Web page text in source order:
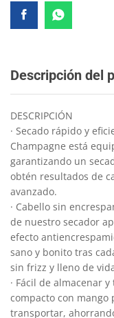
Descripción del
DESCRIPCIÓN
· Secado rápido y
Champagne está
garantizando un
obtén resultados de
avanzado.
· Cabello sin
de nuestro secador
efecto
sano y bonito tras
sin frizz y lleno de
· Fácil de almacenar
compacto con mango
transportar,